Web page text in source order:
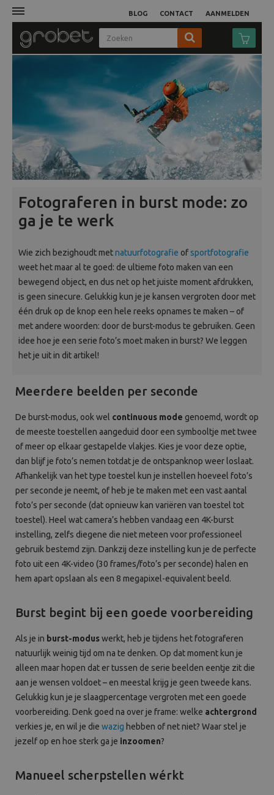
AANMELDEN
BLOG CONTACT
Objectieven
Video
Tassen
Statieven
Studio
Beeld en bewerking
Verrekijker
Analoog
Fotograferen in burst mode: zo
ga je te werk
Wie zich bezighoudt metnatuurfotografie of sportfotografie
weet het maar al te goed: de ultieme foto maken van een
bewegend object, en dus net op het juiste moment afdrukken,
is geen sinecure. Gelukkig kun je je kansen vergroten door met
één druk op de knop een hele reeks opnames te maken – of
met andere woorden: door de burst-modus te gebruiken. Geen
idee hoe je een serie foto’s moet maken in burst? We leggen
het je uit in dit artikel!
Meerdere beelden per seconde
De burst-modus, ook wel continuous mode genoemd, wordt op
de meeste toestellen aangeduid door een symbooltje met twee
of meer op elkaar gestapelde vlakjes. Kies je voor deze optie,
dan blijf je foto’s nemen totdat je de ontspanknop weer loslaat.
Afhankelijk van het type toestel kun je instellen hoeveel foto’s
per seconde je neemt, of heb je te maken met een vast aantal
foto’s per seconde (dat opnieuw kan variëren van toestel tot
toestel). Heel wat camera’s hebben vandaag een 4K-burst
instelling, zelfs diegene die niet meteen voor professioneel
gebruik bestemd zijn. Dankzij deze instelling kun je de perfecte
foto uit een 4K-video (30 frames/foto’s per seconde) halen en
hem apart opslaan als een 8 megapixel-equivalent beeld.
Burst begint bij een goede voorbereiding
Als je in burst-moduswerkt, heb je tijdens het fotograferen
natuurlijk weinig tijd om na te denken. Op dat moment kun je
alleen maar hopen dat er tussen de serie beelden eentje zit die
aan je wensen voldoet – en meestal krijg je geen tweede kans.
Gelukkig kun je je slaagpercentage vergroten met een goede
voorbereiding. Denk goed na over je frame: welke achtergrond
verkies je, en wil je die wazig hebben of net niet? Waar stel je
jezelf op en hoe sterk ga je inzoomen?
Manueel scherpstellen wérkt